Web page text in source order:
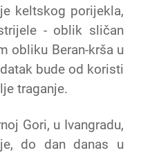
keltskog porijekla,
- oblik sličan
obliku Beran-krša u
bude od koristi
traganje.
Gori, u Ivangradu,
do dan danas u